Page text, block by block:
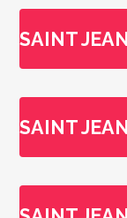
SAINT
SAINT